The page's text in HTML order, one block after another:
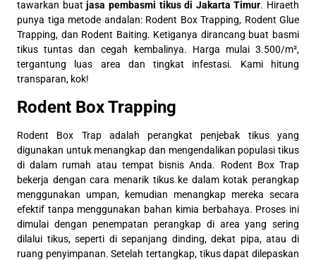
tawarkan buatjasa pembasmi tikus di Jakarta Timur. Hiraeth
punya tiga metode andalan: Rodent Box Trapping, Rodent Glue
Trapping, dan Rodent Baiting. Ketiganya dirancang buat basmi
tikus tuntas dan cegah kembalinya. Harga mulai 3.500/m²,
tergantung luas area dan tingkat infestasi. Kami hitung
transparan, kok!
Rodent Box Trapping
Rodent Box Trap adalah perangkat penjebak tikus yang
digunakan untuk menangkap dan mengendalikan populasi tikus
di dalam rumah atau tempat bisnis Anda. Rodent Box Trap
bekerja dengan cara menarik tikus ke dalam kotak perangkap
menggunakan umpan, kemudian menangkap mereka secara
efektif tanpa menggunakan bahan kimia berbahaya. Proses ini
dimulai dengan penempatan perangkap di area yang sering
dilalui tikus, seperti di sepanjang dinding, dekat pipa, atau di
ruang penyimpanan. Setelah tertangkap, tikus dapat dilepaskan